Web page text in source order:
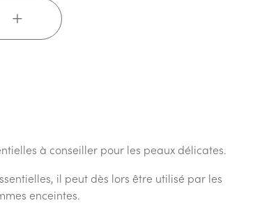
+
à conseiller pour les peaux délicates.
il peut dès lors être utilisé par les
enceintes.